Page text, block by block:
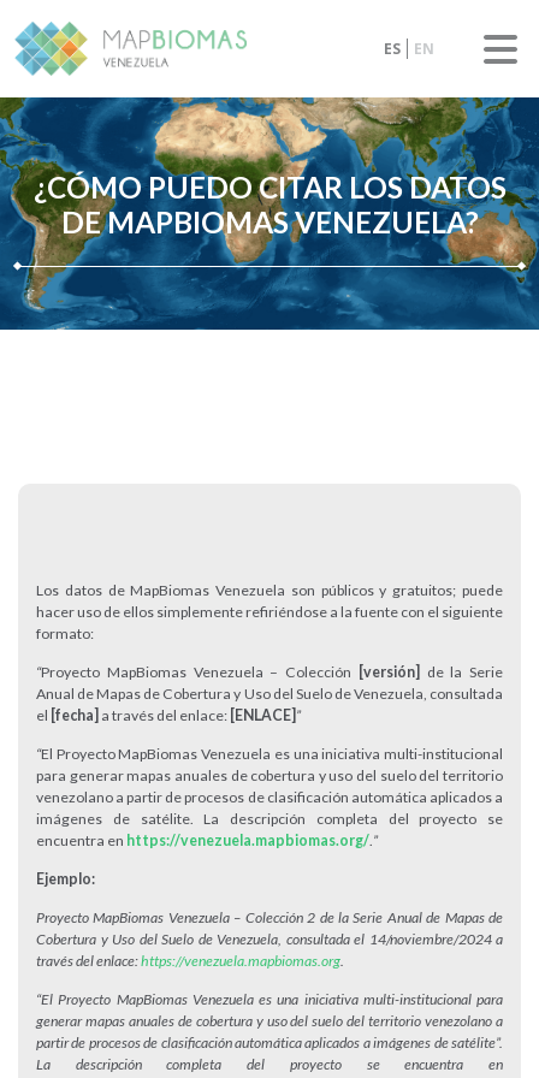
ES EN
¿CÓMO PUEDO CITAR LOS DATOS
DE MAPBIOMAS VENEZUELA?
Los datos de MapBiomas Venezuela son públicos y gratuitos; puede
hacer uso de ellos simplemente refiriéndose a la fuente con el siguiente
formato:
“Proyecto MapBiomas Venezuela – Colección [versión] de la Serie
Anual de Mapas de Cobertura y Uso del Suelo de Venezuela, consultada
el [fecha] a través del enlace: [ENLACE] ”
“El Proyecto MapBiomas Venezuela es una iniciativa multi-institucional
para generar mapas anuales de cobertura y uso del suelo del territorio
venezolano a partir de procesos de clasificación automática aplicados a
imágenes de satélite. La descripción completa del proyecto se
encuentra en https://venezuela.mapbiomas.org/.”
Ejemplo:
Proyecto MapBiomas Venezuela – Colección 2 de la Serie Anual de Mapas de
Cobertura y Uso del Suelo de Venezuela, consultada el 14/noviembre/2024 a
través del enlace:https://venezuela.mapbiomas.org.
“El Proyecto MapBiomas Venezuela es una iniciativa multi-institucional para
generar mapas anuales de cobertura y uso del suelo del territorio venezolano a
partir de procesos de clasificación automática aplicados a imágenes de satélite”.
La descripción completa del proyecto se encuentra en